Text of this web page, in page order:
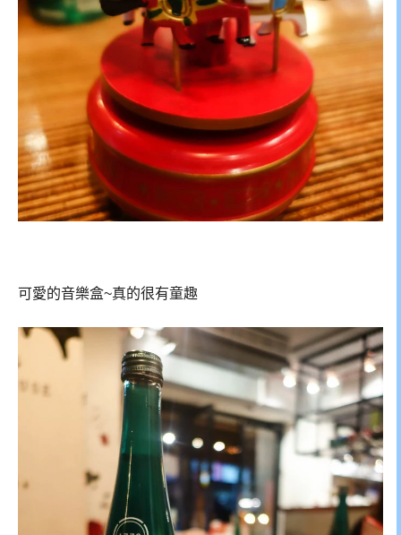
可愛的音樂盒~真的很有童趣